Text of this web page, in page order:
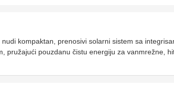
kompaktan, prenosivi solarni sistem sa
pružajući pouzdanu čistu energiju za vanmrežne,